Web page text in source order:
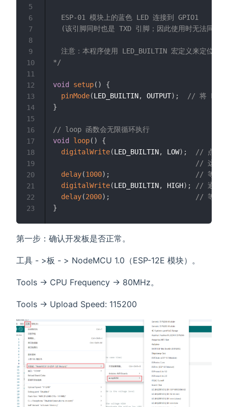
  ESP-01 模块上的蓝色 LED 连接到 GPIO1
(该引脚同时也是 TXD 引脚；因此使用时无法同
注意：本程序使用 LED_BUILTIN 宏定义来定位内
*/
void setup( )
{
pinMode(LED_BUILTIN, OUTPUT) ;
// 将
}
// loop 函数会无限循环执行
void
loop( )
{
digitalWrite(LED_BUILTIN, LOW) ;
// 点亮
// 这是因
delay(1000) ;
// 等待
digitalWrite(LED_BUILTIN, HIGH) ;
// 通过输
delay(2000) ;
// 等待 2
}
5
6
7
8
9
10
11
12
13
14
15
16
17
18
19
20
21
22
23
第一步：确认开发板是否正常。
工具 - >板 - > NodeMCU 1.0（ESP-12E 模块）。
Tools -> CPU Frequency -> 80MHz。
Tools -> Upload Speed: 115200